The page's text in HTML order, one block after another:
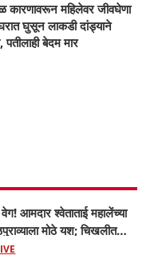
कारणावरून महिलेवर जीवघेणा
घुसून लाकडी दांड्याने
पतीलाही बेदम मार
आमदार श्वेताताई महालेंच्या
मोठे यश; चिखलीत
भव्य 'छत्रपती शिवाजी